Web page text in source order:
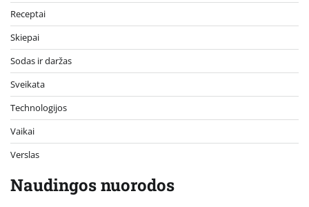
Receptai
Skiepai
Sodas ir daržas
Sveikata
Technologijos
Vaikai
Verslas
Naudingos nuorodos